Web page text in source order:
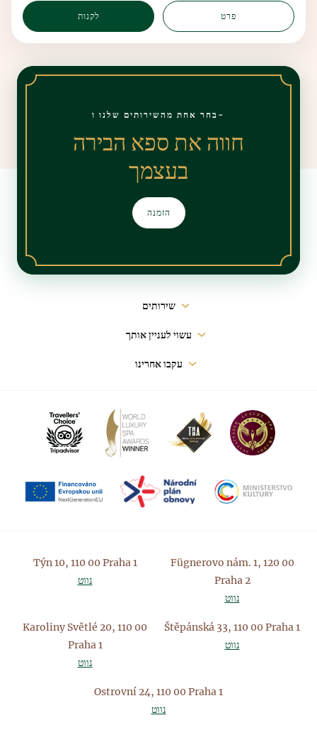
לקנות פרט
בחר אחת מהשירותים שלנו ו-
חווה את ספא הבירה
בעצמך
הזמנה
שירותים
עשוי לעניין אותך
עקבו אחרינו
Týn 10, 110 00 Praha 1
נווט
Fügnerovo nám. 1, 120 00
Praha 2
נווט
Karoliny Světlé 20, 110 00
Praha 1
נווט
Štěpánská 33, 110 00 Praha 1
נווט
Ostrovní 24, 110 00 Praha 1
נווט